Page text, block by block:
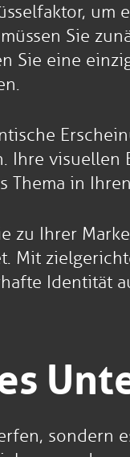
um
Sie
Sie eine
in
zu Ihrer
Mit
Identität
sondern